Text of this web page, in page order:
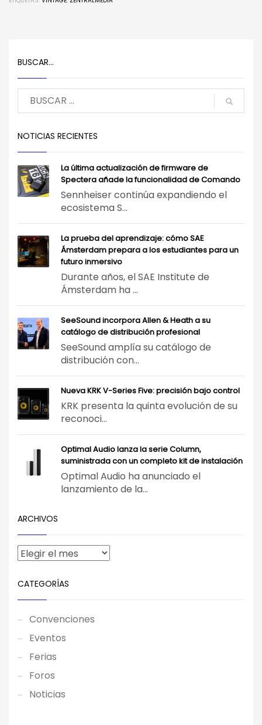
BUSCAR…
NOTICIAS RECIENTES
La última actualización de firmware de
Spectera añade la funcionalidad de Comando
Sennheiser continúa expandiendo el
ecosistema S...
La prueba del aprendizaje: cómo SAE
Ámsterdam prepara a los estudiantes para un
futuro inmersivo
Durante años, el SAE Institute de
Ámsterdam ha ...
SeeSound incorpora Allen & Heath a su
catálogo de distribución profesional
SeeSound amplía su catálogo de
distribución con...
Nueva KRK V-Series Five: precisión bajo control
KRK presenta la quinta evolución de su
reconoci...
Optimal Audio lanza la serie Column,
suministrada con un completo kit de instalación
Optimal Audio ha anunciado el
lanzamiento de la...
ARCHIVOS
CATEGORÍAS
Convenciones
Eventos
Ferias
Foros
Noticias